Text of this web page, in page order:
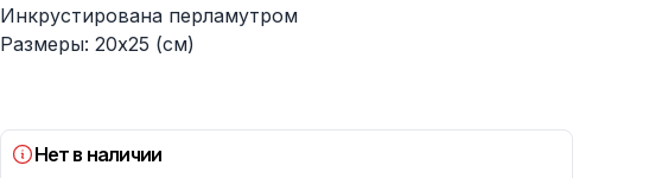
Инкрустирована перламутром
Размеры: 20х25 (см)
Нет в наличии